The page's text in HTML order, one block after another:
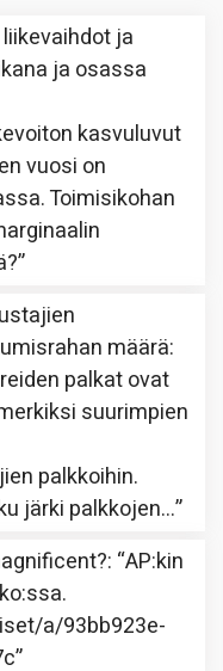
ja
ja osassa
kasvuluvut
vuosi on
Toimisikohan
”
määrä:
palkat ovat
suurimpien
palkkoihin.
järki palkkojen…”
: “AP:kin
a/93bb923e-
”